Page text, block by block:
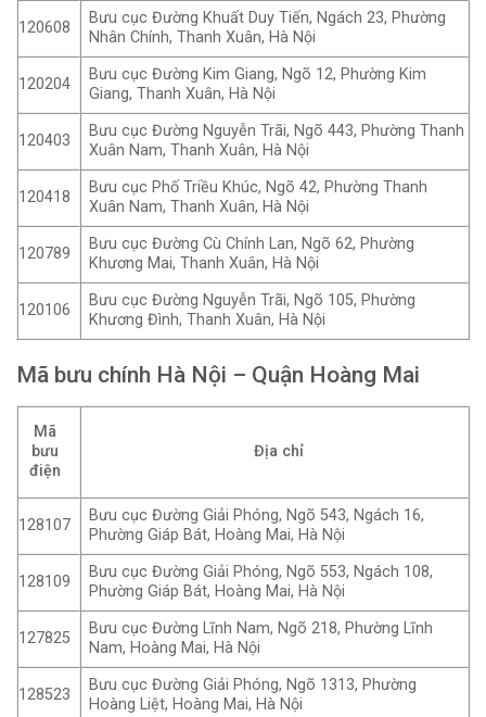
120608
Bưu cục Đường Khuất Duy Tiến, Ngách 23, Phường
Nhân Chính, Thanh Xuân, Hà Nội
120204
Bưu cục Đường Kim Giang, Ngõ 12, Phường Kim
Giang, Thanh Xuân, Hà Nội
120403
Bưu cục Đường Nguyễn Trãi, Ngõ 443, Phường Thanh
Xuân Nam, Thanh Xuân, Hà Nội
120418
Bưu cục Phố Triều Khúc, Ngõ 42, Phường Thanh
Xuân Nam, Thanh Xuân, Hà Nội
120789
Bưu cục Đường Cù Chính Lan, Ngõ 62, Phường
Khương Mai, Thanh Xuân, Hà Nội
120106
Bưu cục Đường Nguyễn Trãi, Ngõ 105, Phường
Khương Đình, Thanh Xuân, Hà Nội
Mã bưu chính Hà Nội – Quận Hoàng Mai
Mã
bưu
điện
Địa chỉ
128107
Bưu cục Đường Giải Phóng, Ngõ 543, Ngách 16,
Phường Giáp Bát, Hoàng Mai, Hà Nội
128109
Bưu cục Đường Giải Phóng, Ngõ 553, Ngách 108,
Phường Giáp Bát, Hoàng Mai, Hà Nội
127825
Bưu cục Đường Lĩnh Nam, Ngõ 218, Phường Lĩnh
Nam, Hoàng Mai, Hà Nội
128523
Bưu cục Đường Giải Phóng, Ngõ 1313, Phường
Hoàng Liệt, Hoàng Mai, Hà Nội